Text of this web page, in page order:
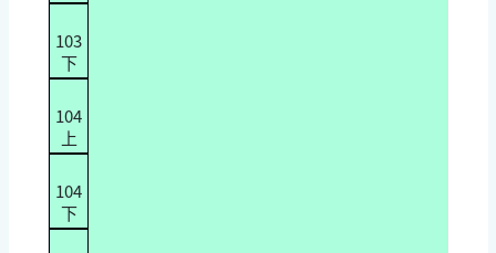
103
下
104
上
104
下